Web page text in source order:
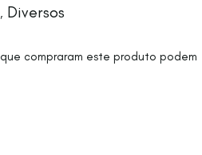
, Diversos
compraram este produto podem